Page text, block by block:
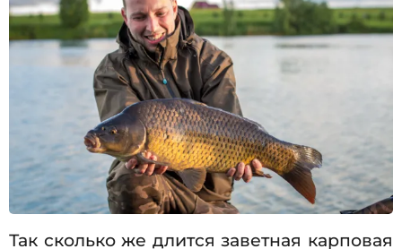
Так сколько же длится заветная карповая